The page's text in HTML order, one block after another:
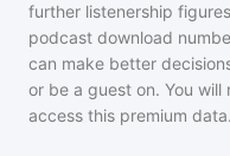
further listenership
podcast download
can make better
or be a guest on. You will
access this premium data.